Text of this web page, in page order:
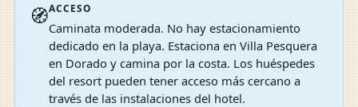
🧭ACCESO
Caminata moderada. No hay estacionamiento
dedicado en la playa. Estaciona en Villa Pesquera
en Dorado y camina por la costa. Los huéspedes
del resort pueden tener acceso más cercano a
través de las instalaciones del hotel.